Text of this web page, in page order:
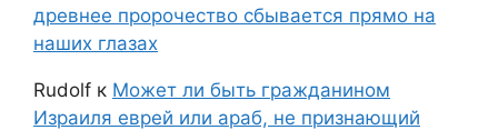
древнее пророчество сбывается прямо на
наших глазах
Rudolf к Может ли быть гражданином
Израиля еврей или араб, не признающий